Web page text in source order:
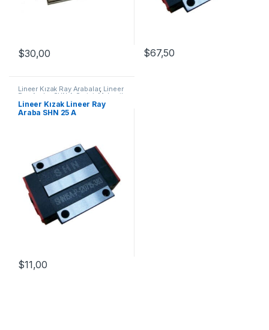
$30,00 $67,50
Lineer Kızak Ray Arabalar, Lineer
Ray Araba SHN A Serisi Mekanik
Ürünler, Ray ve Arabalar
Lineer Kızak Lineer Ray
Araba SHN 25 A
$11,00